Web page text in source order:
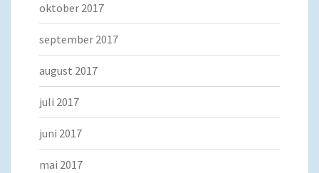
oktober 2017
september 2017
august 2017
juli 2017
juni 2017
mai 2017